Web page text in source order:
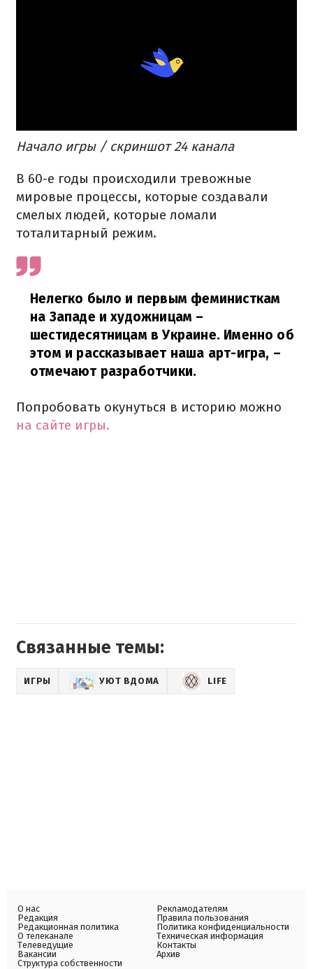
Начало игры / скриншот 24 канала
В 60-е годы происходили тревожные
мировые процессы, которые создавали
смелых людей, которые ломали
тоталитарный режим.
Нелегко было и первым феминисткам
на Западе и художницам –
шестидесятницам в Украине. Именно об
этом и рассказывает наша арт-игра, –
отмечают разработчики.
Попробовать окунуться в историю можно
на сайте игры.
Связанные темы:
ИГРЫ УЮТ ВДОМА LIFE
О нас
Редакция
Редакционная политика
О телеканале
Телеведущие
Вакансии
Структура собственности
Рекламодателям
Правила пользования
Политика конфиденциальности
Техническая информация
Контакты
Архив